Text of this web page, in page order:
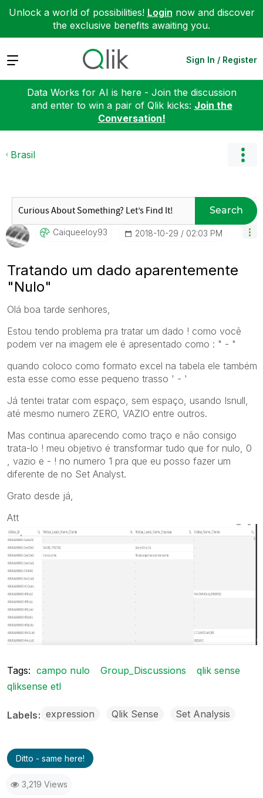
Unlock a world of possibilities! Login now and discover
the exclusive benefits awaiting you.
Expand Sign In / Register
Data Works for AI is here - Join the discussion
and enter to win a pair of Qlik kicks: Join the
Conversation!
Brasil
Search
Caiqueeloy93 ‎2018-10-29 02:03 PM
Tratando um dado aparentemente
"Nulo"
Olá boa tarde senhores,
Estou tendo problema pra tratar um dado ! como você
podem ver na imagem ele é apresentado como : " - "
quando coloco como formato excel na tabela ele também
esta esse como esse pequeno trasso ' - '
Já tentei tratar com espaço, sem espaço, usando Isnull,
até mesmo numero ZERO, VAZIO entre outros.
Mas continua aparecendo como traço e não consigo
trata-lo ! meu objetivo é transformar tudo que for nulo, 0
, vazio e - ! no numero 1 pra que eu posso fazer um
diferente de no Set Analyst.
Grato desde já,
Att
Tags: campo nulo Group_Discussions
qlik sense
qliksense etl
Labels expression Qlik Sense Set Analysis
Ditto - same here!
3,219 Views